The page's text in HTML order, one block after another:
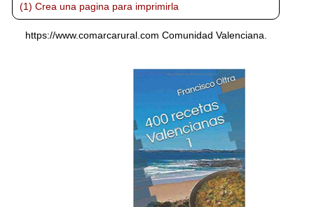
(1) Crea una pagina para imprimirla
https://www.comarcarural.com Comunidad Valenciana.